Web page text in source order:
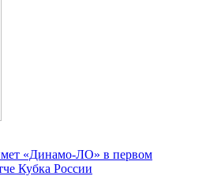
«Динамо-ЛО» в первом
Кубка России